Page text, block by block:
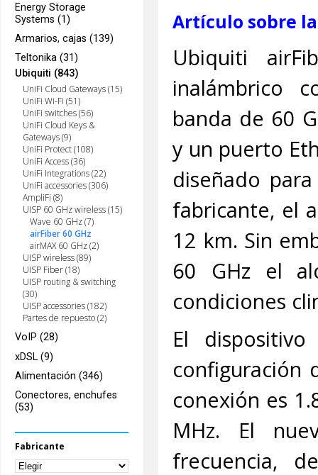
Energy Storage
Systems (1)
Armarios, cajas (139)
Teltonika (31)
Ubiquiti (843)
UniFi Cloud Gateways (15)
UniFi Wi-Fi (51)
UniFi switches (56)
UniFi Cloud Keys &
Gateways (9)
UniFi Protect (108)
UniFi Access (36)
UniFi Integrations (22)
UniFi accessories (306)
AmpliFi (8)
UISP 60 GHz wireless (15)
Wave 60 GHz (7)
airFiber 60 GHz
airMAX 60 GHz (2)
UISP wireless (89)
UISP Fiber (18)
UISP routing & switching
(30)
UISP accessories (182)
Partes de repuesto (2)
VoIP (28)
xDSL (9)
Alimentación (346)
Conectores, enchufes
(53)
Fabricante
Artículo sobre
Ubiquiti
inalámbrico
banda de 60
y un puerto
diseñado
fabricante, el
12 km. Sin
60 GHz el
condiciones
El
configuración
conexión es
MHz. El
frecuencia,